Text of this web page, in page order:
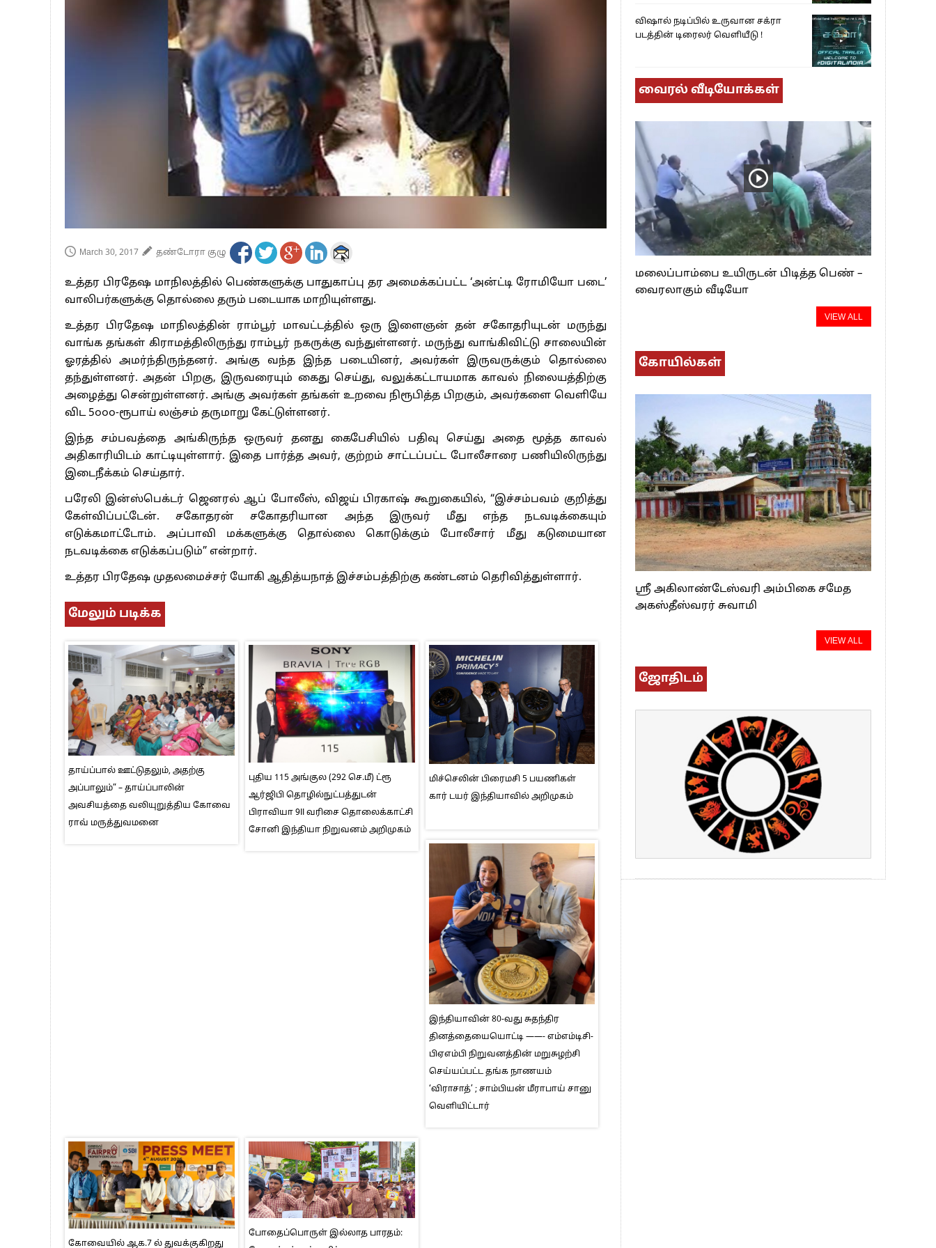
பாகிஸ்தானின் அணு ஆயுத மிரட்டலுக்கு அஞ்சமாட்டோம் – இந்தியா
மத்திய ஆசிரியர் தகுதித் தேர்வு: பட்டதாரிகள் அக்.16 வரை விண்ணப்பிக்கலாம்
தமிழக சட்டப்பேரவையில் காலியிடங்கள் 6 ஆக உயர்வு
March 30, 2017 தண்டோரா குழு
உத்தர பிரதேஷ மாநிலத்தில் பெண்களுக்கு பாதுகாப்பு தர அமைக்கப்பட்ட ‘அன்ட்டி ரோமியோ படை’
வாலிபர்களுக்கு தொல்லை தரும் படையாக மாறியுள்ளது.
உத்தர பிரதேஷ மாநிலத்தின் ராம்பூர் மாவட்டத்தில் ஒரு இளைஞன் தன் சகோதரியுடன் மருந்து
வாங்க தங்கள் கிராமத்திலிருந்து ராம்பூர் நகருக்கு வந்துள்ளனர். மருந்து வாங்கிவிட்டு சாலையின்
ஓரத்தில் அமர்ந்திருந்தனர். அங்கு வந்த இந்த படையினர், அவர்கள் இருவருக்கும் தொல்லை
தந்துள்ளனர். அதன் பிறகு, இருவரையும் கைது செய்து, வலுக்கட்டாயமாக காவல் நிலையத்திற்கு
அழைத்து சென்றுள்ளனர். அங்கு அவர்கள் தங்கள் உறவை நிரூபித்த பிறகும், அவர்களை வெளியே
விட 5௦௦௦-ரூபாய் லஞ்சம் தருமாறு கேட்டுள்ளனர்.
இந்த சம்பவத்தை அங்கிருந்த ஒருவர் தனது கைபேசியில் பதிவு செய்து அதை மூத்த காவல்
அதிகாரியிடம் காட்டியுள்ளார். இதை பார்த்த அவர், குற்றம் சாட்டப்பட்ட போலீசாரை பணியிலிருந்து
இடைநீக்கம் செய்தார்.
பரேலி இன்ஸ்பெக்டர் ஜெனரல் ஆப் போலீஸ், விஜய் பிரகாஷ் கூறுகையில், “இச்சம்பவம் குறித்து
கேள்விப்பட்டேன். சகோதரன் சகோதரியான அந்த இருவர் மீது எந்த நடவடிக்கையும்
எடுக்கமாட்டோம். அப்பாவி மக்களுக்கு தொல்லை கொடுக்கும் போலீசார் மீது கடுமையான
நடவடிக்கை எடுக்கப்படும்” என்றார்.
உத்தர பிரதேஷ முதலமைச்சர் யோகி ஆதித்யநாத் இச்சம்பத்திற்கு கண்டனம் தெரிவித்துள்ளார்.
மேலும் படிக்க
தாய்ப்பால் ஊட்டுதலும், அதற்கு
அப்பாலும்” – தாய்ப்பாலின்
அவசியத்தை வலியுறுத்திய கோவை
ராவ் மருத்துவமனை
புதிய 115 அங்குல (292 செ.மீ) ட்ரூ
ஆர்ஜிபி தொழில்நுட்பத்துடன்
பிராவியா 9II வரிசை தொலைக்காட்சி
சோனி இந்தியா நிறுவனம் அறிமுகம்
மிச்செலின் பிரைமசி 5 பயணிகள்
கார் டயர் இந்தியாவில் அறிமுகம்
இந்தியாவின் 80-வது சுதந்திர
தினத்தையையொட்டி ——- எம்எம்டிசி-
பிஏஎம்பி நிறுவனத்தின் மறுசுழற்சி
செய்யப்பட்ட தங்க நாணயம்
‘விராசாத்’ ; சாம்பியன் மீராபாய் சானு
வெளியிட்டார்
கோவையில் ஆக.7 ல் துவக்குகிறது
போதைப்பொருள் இல்லாத பாரதம்:
விஷால் நடிப்பில் உருவான சக்ரா
படத்தின் டிரைலர் வெளியீடு !
வைரல் வீடியோக்கள்
மலைப்பாம்பை உயிருடன் பிடித்த பெண் –
வைரலாகும் வீடியோ
VIEW ALL
கோயில்கள்
ஸ்ரீ அகிலாண்டேஸ்வரி அம்பிகை சமேத
அகஸ்தீஸ்வரர் சுவாமி
VIEW ALL
ஜோதிடம்